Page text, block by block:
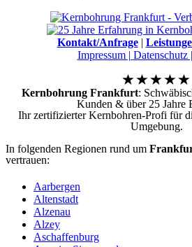
Kontakt/Anfrage|
Impressum | Datenschutz |
Kernbohrung Frankfurt:
Kunden & über 25 Jahre
Ihr zertifizierter Kernbohren-Profi für
Umgebung.
In folgenden Regionen rund um
vertrauen:
Aarbergen
Altenstadt
Alzenau
Alzey
Aschaffenburg